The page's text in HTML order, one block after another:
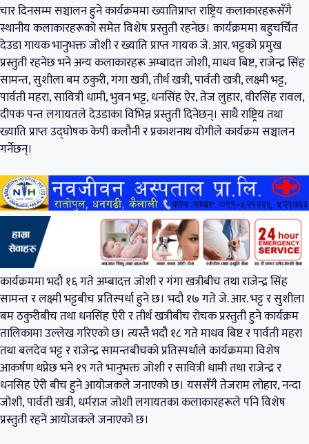
चार दिनसम्म सञ्चालन हुने कार्यक्रममा ख्यातिप्राप्त राष्ट्रिय कलाकारहरूसँगै
स्थानीय कलाकारहरूको समेत विशेष प्रस्तुती रहनेछ। कार्यक्रममा बहुचर्चित
देउडा गायक भानुभक्त जोशी र ख्याति प्राप्त गायक जे. आर. भट्टको प्रमुख
प्रस्तुती रहनेछ भने अन्य कलाकारहरू अम्बादत्त जोशी, माधव बिष्ट, राजेन्द्र सिंह
सामन्त, सुशीला बम ठकुरी, गंगा खत्री, तीर्थ खत्री, पार्वती खत्री, लक्ष्मी भट्ट,
पार्वती महरा, सावित्री धामी, भुवन भट्ट, धनसिंह ऐर, तेज लुहार, वीरसिंह रावल,
दीपक पन्त लगायतले देउडाका विभिन्न प्रस्तुती दिनेछन्। साथै राष्ट्रिय तथा
ख्याति प्राप्त उद्घोषक केपी कलौनी र प्रकाशनाथ योगीले कार्यक्रम सञ्चालन
गर्नेछन्।
कार्यक्रममा भदौ १६ गते अम्बादत्त जोशी र गंगा खत्रीबीच तथा राजेन्द्र सिंह
सामन्त र लक्ष्मी भट्टबीच प्रतिस्पर्धा हुने छ। भदौ १७ गते जे. आर. भट्ट र सुशीला
बम ठकुरीबीच तथा धनसिंह ऐरी र तीर्थ खत्रीबीच रोचक प्रस्तुती हुने कार्यक्रम
तालिकामा उल्लेख गरिएको छ। त्यस्तै भदौ १८ गते माधव बिष्ट र पार्वती महरा
तथा बलदेव भट्ट र राजेन्द्र सामन्तबीचको प्रतिस्पर्धाले कार्यक्रममा विशेष
आकर्षण थप्नेछ भने १९ गते भानुभक्त जोशी र सावित्री धामी तथा राजेन्द्र र
धनसिह ऐरी बीच हुने आयोजकले जनाएको छ। यससँगै तेजराम लोहार, नन्दा
जोशी, पार्वती खत्री, धर्मराज जोशी लगायतका कलाकारहरूले पनि विशेष
प्रस्तुती रहने आयोजकले जनाएको छ।